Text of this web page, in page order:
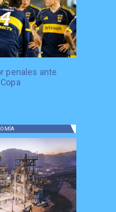
penales ante